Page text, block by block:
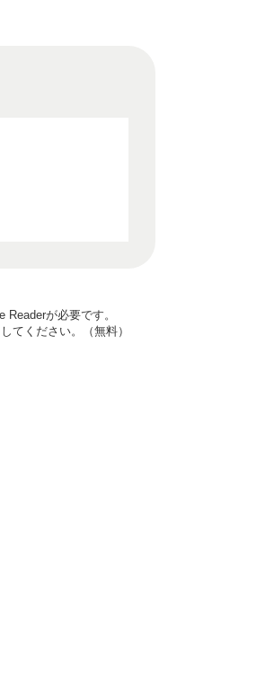
が必要です。
てください。（無料）